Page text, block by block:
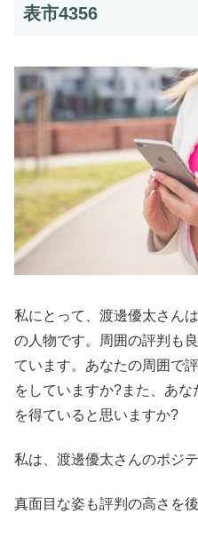
表市4356
私にとって、渡邊優太さん
の人物です。周囲の評判も
ています。あなたの周囲で
をしていますか?また、あ
を得ていると思いますか?
私は、渡邊優太さんのポジ
真面目な姿も評判の高さを